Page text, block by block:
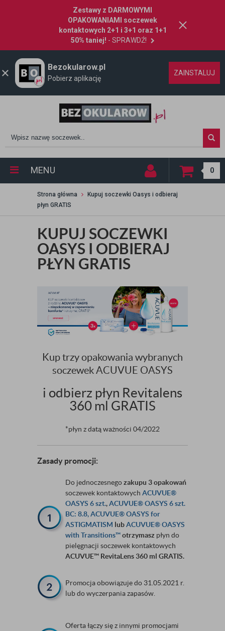
Zestawy z DARMOWYMI
OPAKOWANIAMI soczewek
kontaktowych 2+1 i 3+1 oraz 1+1
50% taniej! - SPRAWDŹ!
Bezokularow.pl
Pobierz aplikację
ZAINSTALUJ
MENU 0
Strona główna
Kupuj soczewki Oasys i odbieraj
płyn GRATIS
KUPUJ SOCZEWKI
OASYS I ODBIERAJ
PŁYN GRATIS
Kup trzy opakowania wybranych
soczewek ACUVUE OASYS
i odbierz płyn Revitalens
360 ml GRATIS
*płyn z datą ważności 04/2022
Zasady promocji:
Do jednoczesnegozakupu 3 opakowań
soczewek kontaktowych ACUVUE®
OASYS 6 szt.,ACUVUE®OASYS 6 szt.
BC: 8.8,ACUVUE® OASYS for
ASTIGMATISM lubACUVUE® OASYS
with Transitions™otrzymasz płyn do
pielęgnacji soczewek kontaktowych
ACUVUE™ RevitaLens 360 ml GRATIS.
Promocja obowiązuje do 31.05.2021 r.
lub do wyczerpania zapasów.
Oferta łączy się z innymi promocjami